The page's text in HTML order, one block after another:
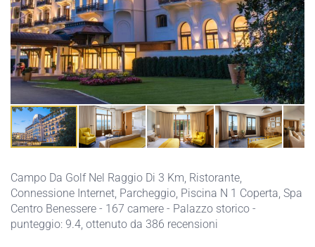
Campo Da Golf Nel Raggio Di 3 Km, Ristorante,
Connessione Internet, Parcheggio, Piscina N 1 Coperta, Spa
Centro Benessere - 167 camere - Palazzo storico -
punteggio: 9.4, ottenuto da 386 recensioni